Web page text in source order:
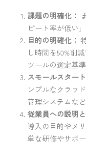
課題の明確化：
ピート率が低い
目的の明確化：
し時間を50%削
ツールの選定基
スモールスタート
ンプルなクラウ
管理システムな
従業員への説明
導入の目的やメ
単な研修やサポ